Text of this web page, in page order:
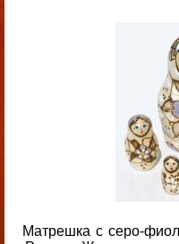
Матрешка с серо-